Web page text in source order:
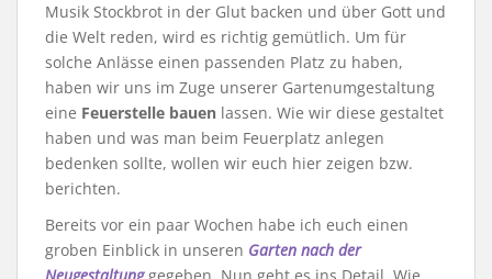
Musik Stockbrot in der Glut backen und über Gott und
die Welt reden, wird es richtig gemütlich. Um für
solche Anlässe einen passenden Platz zu haben,
haben wir uns im Zuge unserer Gartenumgestaltung
eine Feuerstelle bauen lassen. Wie wir diese gestaltet
haben und was man beim Feuerplatz anlegen
bedenken sollte, wollen wir euch hier zeigen bzw.
berichten.
Bereits vor ein paar Wochen habe ich euch einen
groben Einblick in unseren Garten nach der